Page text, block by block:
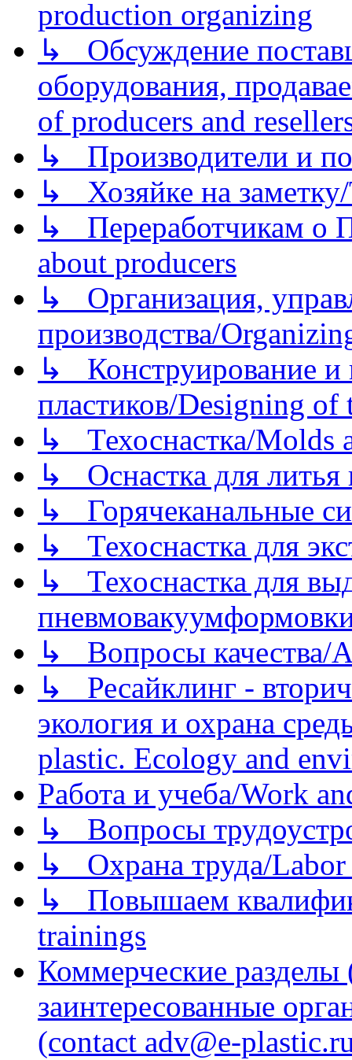
production organizing
↳ Обсуждение
оборудования,
of producers and
↳ Производители и
↳ Хозяйке на
↳ Переработчикам о
about producers
↳ Организация,
производства/
↳ Конструирование и
пластиков/Designing of
↳ Техоснастка/Molds
↳ Оснастка для литья
↳ Горячеканальные
↳ Техоснастка для
↳ Техоснастка для
↳ Вопросы качества/
↳ Ресайклинг -
экология и охрана
plastic. Ecology and
Работа и учеба/Work
↳ Вопросы
↳ Охрана труда/Labor
↳ Повышаем
trainings
Коммерческие
заинтересованные
(contact adv@e-